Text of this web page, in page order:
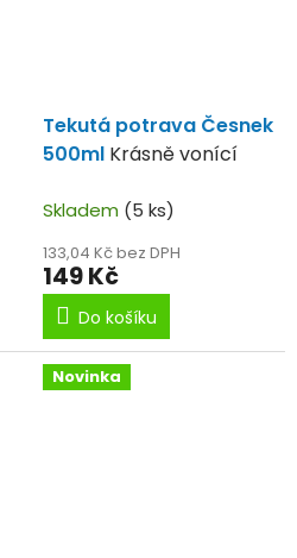
Tekutá potrava Česnek
500ml Krásně vonící
Skladem (5 ks)
133,04 Kč bez DPH
149 Kč
Do košíku
Novinka